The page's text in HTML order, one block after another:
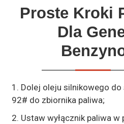
Proste Kroki
Dla
1. Dolej oleju silnikowego
92# do zbiornika paliwa;
2. Ustaw wyłącznik paliwa w